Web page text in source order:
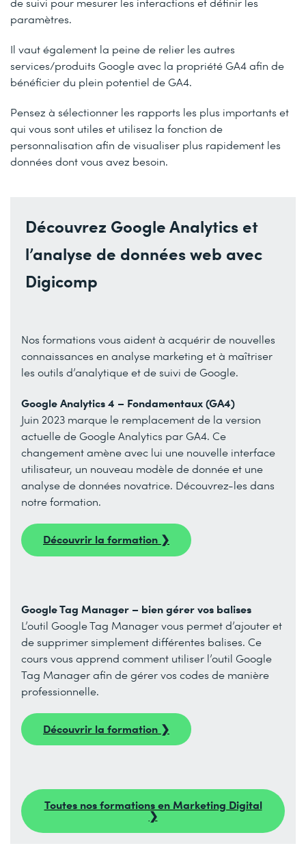
paramètres.
Il vaut également la peine de relier les autres
services/produits Google avec la propriété GA4 afin de
bénéficier du plein potentiel de GA4.
Pensez à sélectionner les rapports les plus importants et
qui vous sont utiles et utilisez la fonction de
personnalisation afin de visualiser plus rapidement les
données dont vous avez besoin.
Découvrez Google Analytics et
l’analyse de données web avec
Digicomp
Nos formations vous aident à acquérir de nouvelles
connaissances en analyse marketing et à maîtriser
les outils d’analytique et de suivi de Google.
Google Analytics 4 – Fondamentaux (GA4)
Juin 2023 marque le remplacement de la version
actuelle de Google Analytics par GA4. Ce
changement amène avec lui une nouvelle interface
utilisateur, un nouveau modèle de donnée et une
analyse de données novatrice. Découvrez-les dans
notre formation.
Découvrir la formation ❯
Google Tag Manager – bien gérer vos balises
L’outil Google Tag Manager vous permet d’ajouter et
de supprimer simplement différentes balises. Ce
cours vous apprend comment utiliser l’outil Google
Tag Manager afin de gérer vos codes de manière
professionnelle.
Découvrir la formation ❯
Toutes nos formations en Marketing Digital
❯